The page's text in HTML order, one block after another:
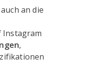
an die
Instagram
,